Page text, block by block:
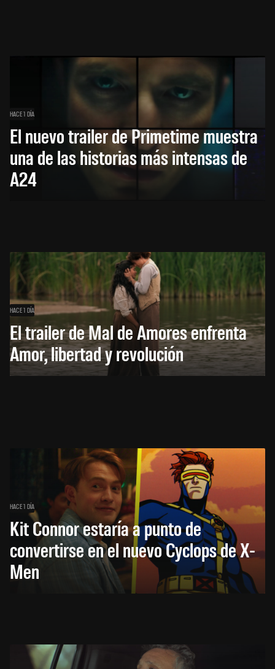
HACE 1 DÍA
El nuevo trailer de Primetime muestra
una de las historias más intensas de
A24
HACE 1 DÍA
El trailer de Mal de Amores enfrenta
Amor, libertad y revolución
HACE 1 DÍA
Kit Connor estaría a punto de
convertirse en el nuevo Cyclops de X-
Men